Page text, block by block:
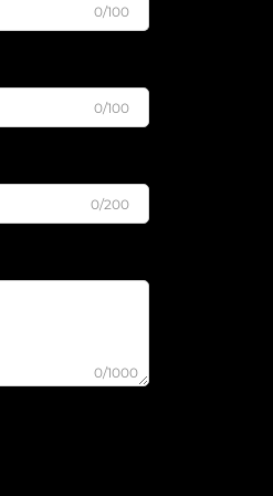
0/100
0/100
0/200
0/1000